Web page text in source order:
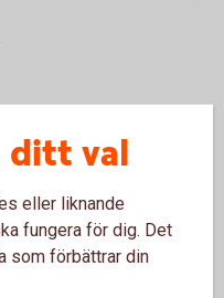
Bear-certifikat betalar
Handel med
internetbanken och
kanaler gäller ordinarie
ditt val
eller liknande
fungera för dig. Det
som förbättrar din